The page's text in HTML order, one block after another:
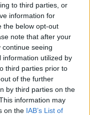
to third parties, or
information for
the below opt-out
note that after your
seeing
information utilized by
third parties prior to
of the further
by third parties on the
information may
on the IAB’s List of
az
szerint, sőt,
rekordot
ugyanis a
az összes
be - írja a Wall